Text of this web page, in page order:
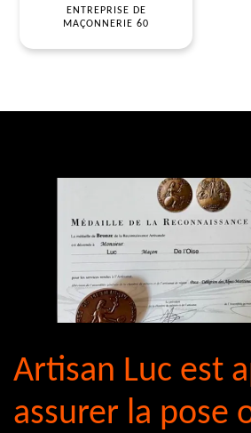
ENTREPRISE DE
MAÇONNERIE 60
Artisan Luc est
assurer la pose